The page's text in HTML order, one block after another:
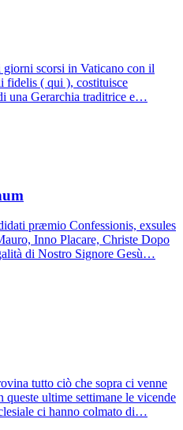
scorsi in Vaticano con il
fidelis ( qui ), costituisce
una Gerarchia traditrice e…
præmio Confessionis, exsules
Inno Placare, Christe Dopo
di Nostro Signore Gesù…
tutto ciò che sopra ci venne
ultime settimane le vicende
ci hanno colmato di…